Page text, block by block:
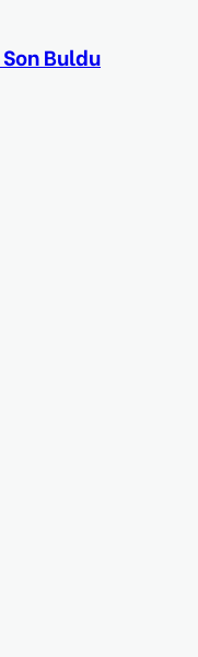
Buldu